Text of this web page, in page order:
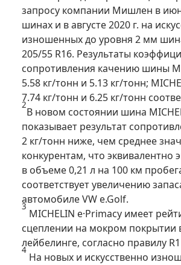
запросу компании Мишлен в
шинах и в августе 2020 г. на
изношенных до уровня 2 мм
205/55 R16. Результаты
сопротивления качению шины
5.58 кг/тонн и 5.13 кг/тонн;
7.74 кг/тонн и 6.25 кг/тонн
2
В новом состоянии шина
показывает результат
2 кг/тонн ниже, чем среднее
конкурентам, что эквивалентно
в объеме 0,21 л на 100 км
соответствует увеличению
автомобиле VW e.Golf.
3
MICHELIN e·Primacy имеет
сцеплении на мокром покрытии
лейбелинге, согласно правилу
4
На новых и искусственно